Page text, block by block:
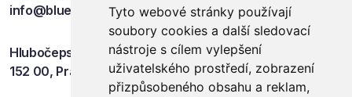
Tyto webové stránky používají
soubory cookies a další sledovací
nástroje s cílem vylepšení
uživatelského prostředí, zobrazení
přizpůsobeného obsahu a reklam,
info@blueevents.eu
Hlubočepská 701/38c
152 00, Praha 5